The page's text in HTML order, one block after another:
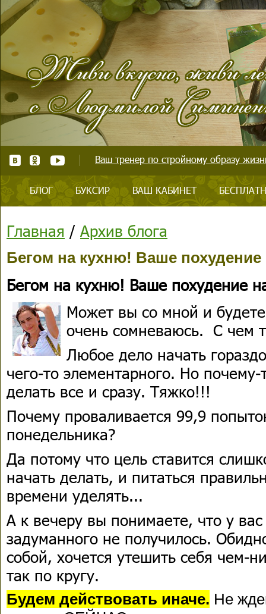
Ваш тренер по стройному образу
БЛОГ БУКСИР ВАШ КАБИНЕТ
Главная / Архив блога
Бегом на кухню! Ваше похудение
Бегом на кухню! Ваше похудение
Может вы со мной и
очень сомневаюсь. С чем
Любое дело начать
чего-то элементарного. Но почему-
делать все и сразу. Тяжко!!!
Почему проваливается 99,9
понедельника?
Да потому что цель ставится
начать делать, и питаться
времени уделять...
А к вечеру вы понимаете, что у
задуманного не получилось.
собой, хочется утешить себя чем-
так по кругу.
Будем действовать иначе. Не